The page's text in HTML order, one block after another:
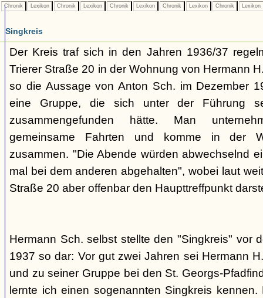
Chronik Lexikon Chronik Lexikon Chronik Lexikon Chronik Lexikon Chronik Lexikon
Singkreis
Der Kreis traf sich in den Jahren 1936/37
Trierer Straße 20 in der Wohnung von Hermann
so die Aussage von Anton Sch. im Dezember
eine Gruppe, die sich unter der Führung
zusammengefunden hätte. Man
gemeinsame Fahrten und komme in der
zusammen. "Die Abende würden abwechselnd
mal bei dem anderen abgehalten", wobei laut
Straße 20 aber offenbar den Haupttreffpunkt
Hermann Sch. selbst stellte den "Singkreis" vor
1937 so dar: Vor gut zwei Jahren sei Hermann
und zu seiner Gruppe bei den St. Georgs-
lernte ich einen sogenannten Singkreis